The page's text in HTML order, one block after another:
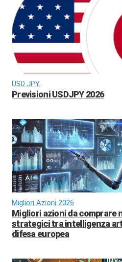
USD JPY
Previsioni USDJPY 2026
Migliori Azioni 2026
Migliori azioni da comprare
strategici tra intelligenza
difesa europea